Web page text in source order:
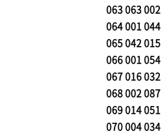
063063 002
064001 044
065042 015
066001 054
067016 032
068002 087
069014 051
070004 034